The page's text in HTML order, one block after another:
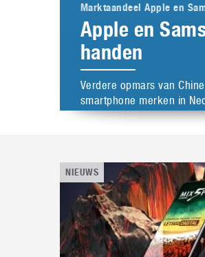
Marktaandeel Apple en
Apple en
handen
Verdere opmars van
smartphone merken in
NIEUWS